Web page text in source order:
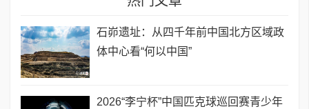
石峁遗址：从四千年前中国北方区域政
体中心看“何以中国”
2026“李宁杯”中国匹克球巡回赛青少年